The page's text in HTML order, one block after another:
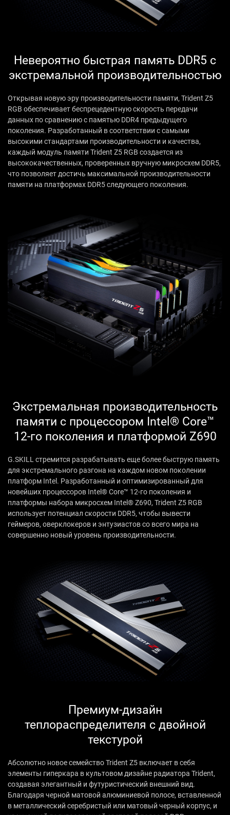
Невероятно быстрая память DDR5 с
экстремальной производительностью
Открывая новую эру производительности памяти, Trident Z5
RGB обеспечивает беспрецедентную скорость передачи
данных по сравнению с памятью DDR4 предыдущего
поколения. Разработанный в соответствии с самыми
высокими стандартами производительности и качества,
каждый модуль памяти Trident Z5 RGB создается из
высококачественных, проверенных вручную микросхем DDR5,
что позволяет достичь максимальной производительности
памяти на платформах DDR5 следующего поколения.
Экстремальная производительность
памяти с процессором Intel® Core™
12-го поколения и платформой Z690
G.SKILL стремится разрабатывать еще более быструю память
для экстремального разгона на каждом новом поколении
платформ Intel. Разработанный и оптимизированный для
новейших процессоров Intel® Core™ 12-го поколения и
платформы набора микросхем Intel® Z690, Trident Z5 RGB
использует потенциал скорости DDR5, чтобы вывести
геймеров, оверклокеров и энтузиастов со всего мира на
совершенно новый уровень производительности.
Премиум-дизайн
теплораспределителя с двойной
текстурой
Абсолютно новое семейство Trident Z5 включает в себя
элементы гиперкара в культовом дизайне радиатора Trident,
создавая элегантный и футуристический внешний вид.
Благодаря черной матовой алюминиевой полосе, вставленной
в металлический серебристый или матовый черный корпус, и